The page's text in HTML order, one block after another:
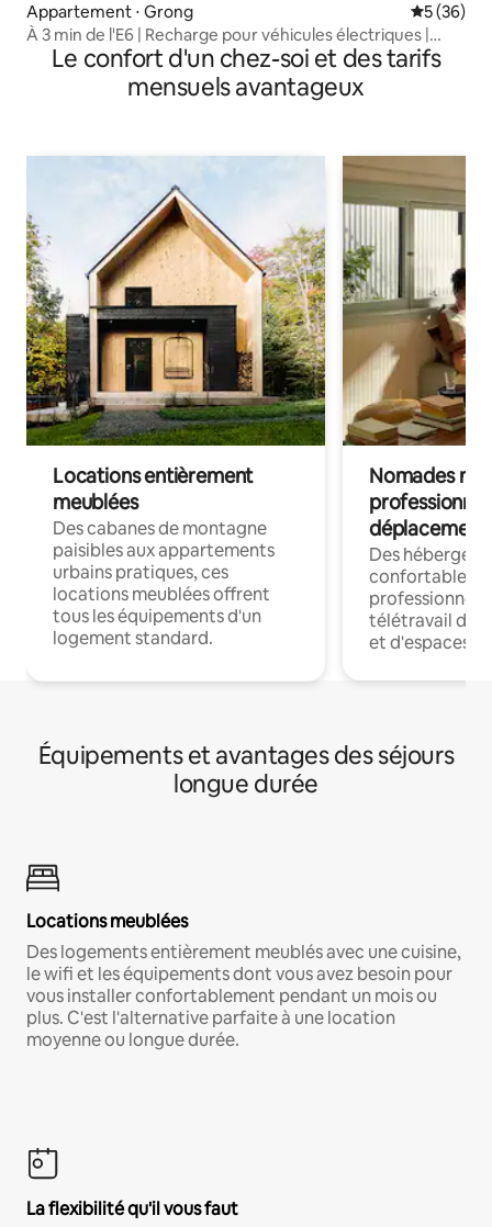
Appartement ⋅ Grong
5 (36)
À 3 min de l'E6 | Recharge pour véhicules électriques |
Qualité hôtel
Le confort d'un chez-soi et des tarifs
mensuels avantageux
Locations entièrement
meublées
Des cabanes de montagne
paisibles aux appartements
urbains pratiques, ces
locations meublées offrent
tous les équipements d'un
logement standard.
Nomades
déplacement
Des
confortables
professionnels
télétravail
et d'espaces
Équipements et avantages des séjours
longue durée
Locations meublées
Des logements entièrement meublés avec une cuisine,
le wifi et les équipements dont vous avez besoin pour
vous installer confortablement pendant un mois ou
plus. C'est l'alternative parfaite à une location
moyenne ou longue durée.
La flexibilité qu'il vous faut